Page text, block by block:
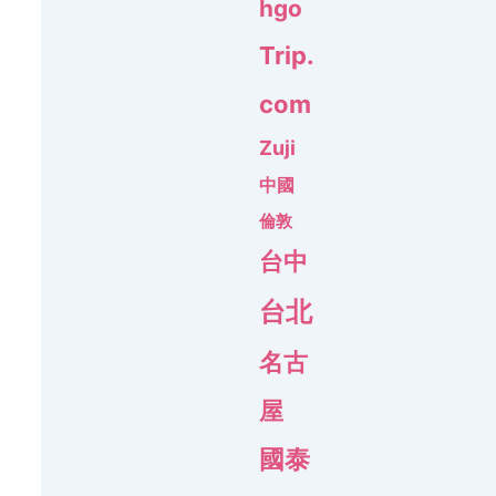
hgo
Trip.
com
Zuji
中國
倫敦
台中
台北
名古
屋
國泰